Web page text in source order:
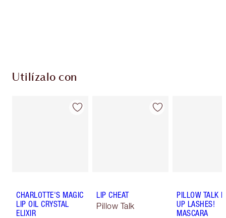
Utilízalo con
CHARLOTTE'S MAGIC
LIP OIL CRYSTAL
ELIXIR
LIP CHEAT
Pillow Talk
PILLOW TALK
UP LASHES!
MASCARA